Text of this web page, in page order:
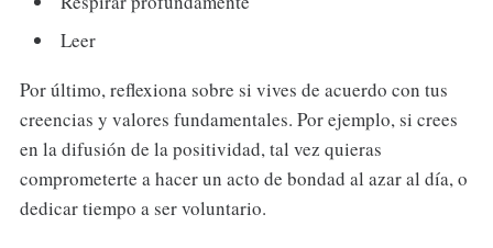
Leer
Por último, reflexiona sobre si vives de acuerdo con tus
creencias y valores fundamentales. Por ejemplo, si crees
en la difusión de la positividad, tal vez quieras
comprometerte a hacer un acto de bondad al azar al día, o
dedicar tiempo a ser voluntario.